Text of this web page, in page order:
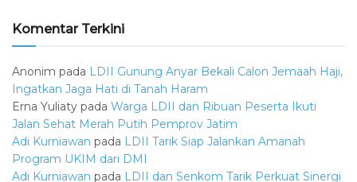
Komentar Terkini
Anonim pada LDII Gunung Anyar Bekali Calon Jemaah Haji,
Ingatkan Jaga Hati di Tanah Haram
Erna Yuliaty pada Warga LDII dan Ribuan Peserta Ikuti
Jalan Sehat Merah Putih Pemprov Jatim
Adi Kurniawan pada LDII Tarik Siap Jalankan Amanah
Program UKIM dari DMI
Adi Kurniawan pada LDII dan Senkom Tarik Perkuat Sinergi